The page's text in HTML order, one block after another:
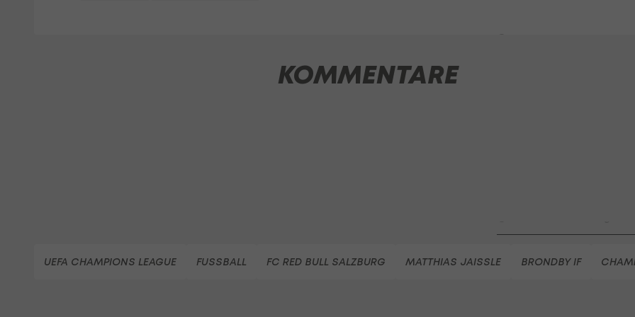
KOMMENTARE
UEFA CHAMPIONS LEAGUE FUSSBALL FC RED BULL SALZBURG MATTHIAS JAISSLE BRONDBY IF